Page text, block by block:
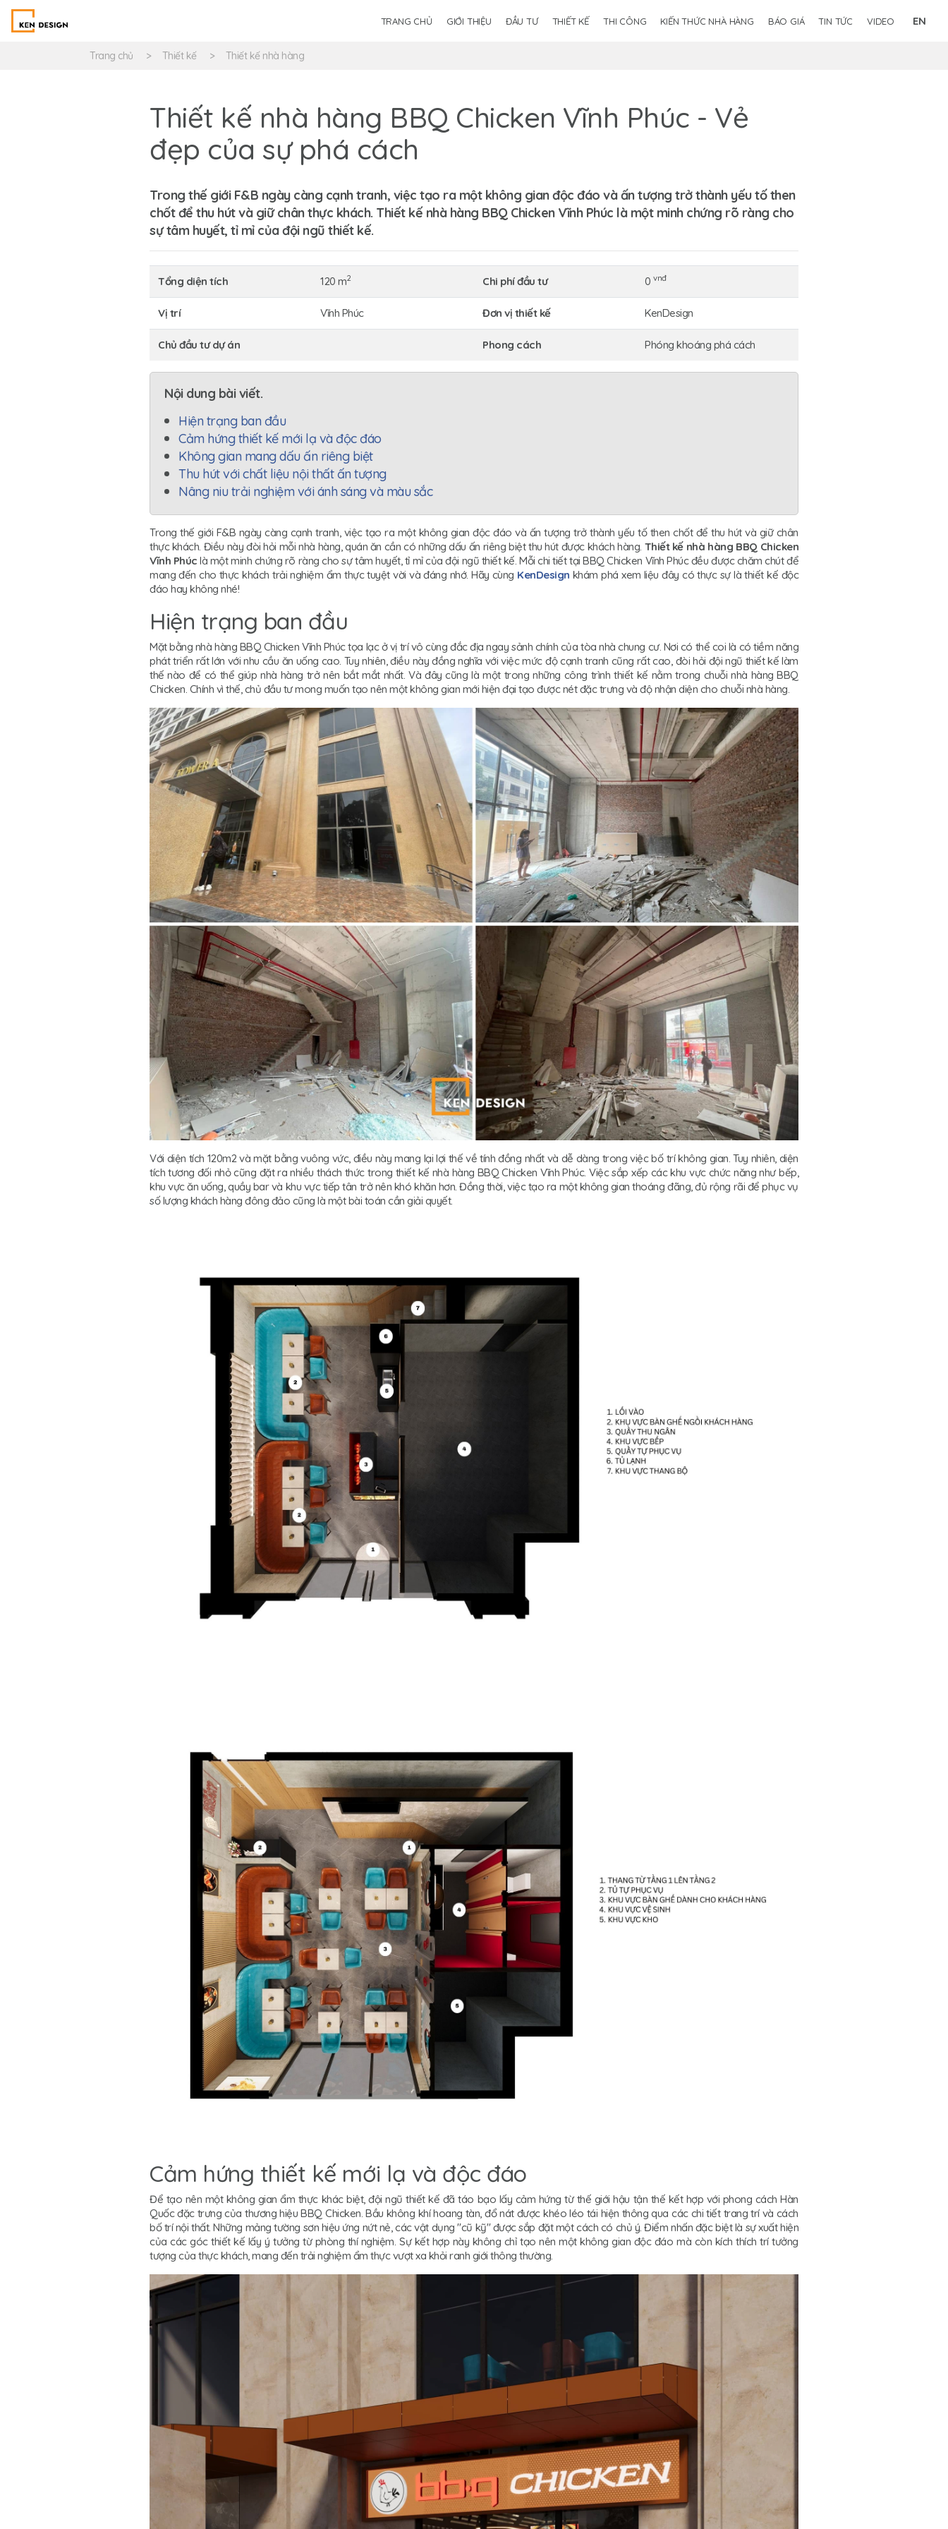
TRANG CHỦ GIỚI THIỆU ĐẦU TƯ THIẾT KẾ THI CÔNG KIẾN THỨC NHÀ HÀNG BÁO GIÁ TIN TỨC VIDEO EN
Trang chủ Thiết kế Thiết kế nhà hàng
Thiết kế nhà hàng BBQ Chicken Vĩnh Phúc - Vẻ
đẹp của sự phá cách
Trong thế giới F&B ngày càng cạnh tranh, việc tạo ra một không gian độc đáo và ấn tượng trở thành yếu tố then
chốt để thu hút và giữ chân thực khách. Thiết kế nhà hàng BBQ Chicken Vĩnh Phúc là một minh chứng rõ ràng cho
sự tâm huyết, tỉ mỉ của đội ngũ thiết kế.
Tổng diện tích 120 m2 Chi phí đầu tư 0 vnđ
Vị trí Vĩnh Phúc Đơn vị thiết kế KenDesign
Chủ đầu tư dự án Phong cách Phóng khoáng phá cách
Nội dung bài viết.
Hiện trạng ban đầu
Cảm hứng thiết kế mới lạ và độc đáo
Không gian mang dấu ấn riêng biệt
Thu hút với chất liệu nội thất ấn tượng
Nâng niu trải nghiệm với ánh sáng và màu sắc
Trong thế giới F&B ngày càng cạnh tranh, việc tạo ra một không gian độc đáo và ấn tượng trở thành yếu tố then chốt để thu hút và giữ chân
thực khách. Điều này đòi hỏi mỗi nhà hàng, quán ăn cần có những dấu ấn riêng biệt thu hút được khách hàng. Thiết kế nhà hàng BBQ Chicken
Vĩnh Phúc là một minh chứng rõ ràng cho sự tâm huyết, tỉ mỉ của đội ngũ thiết kế. Mỗi chi tiết tại BBQ Chicken Vĩnh Phúc đều được chăm chút để
mang đến cho thực khách trải nghiệm ẩm thực tuyệt vời và đáng nhớ. Hãy cùng KenDesign khám phá xem liệu đây có thực sự là thiết kế độc
đáo hay không nhé!
Hiện trạng ban đầu
Mặt bằng nhà hàng BBQ Chicken Vĩnh Phúc tọa lạc ở vị trí vô cùng đắc địa ngay sảnh chính của tòa nhà chung cư. Nơi có thể coi là có tiềm năng
phát triển rất lớn với nhu cầu ăn uống cao. Tuy nhiên, điều này đồng nghĩa với việc mức độ cạnh tranh cũng rất cao, đòi hỏi đội ngũ thiết kế làm
thế nào để có thể giúp nhà hàng trở nên bắt mắt nhất. Và đây cũng là một trong những công trình thiết kế nằm trong chuỗi nhà hàng BBQ
Chicken. Chính vì thế, chủ đầu tư mong muốn tạo nên một không gian mới hiện đại tạo được nét đặc trưng và độ nhận diện cho chuỗi nhà hàng.
Với diện tích 120m2 và mặt bằng vuông vức, điều này mang lại lợi thế về tính đồng nhất và dễ dàng trong việc bố trí không gian. Tuy nhiên, diện
tích tương đối nhỏ cũng đặt ra nhiều thách thức trong thiết kế nhà hàng BBQ Chicken Vĩnh Phúc. Việc sắp xếp các khu vực chức năng như bếp,
khu vực ăn uống, quầy bar và khu vực tiếp tân trở nên khó khăn hơn. Đồng thời, việc tạo ra một không gian thoáng đãng, đủ rộng rãi để phục vụ
số lượng khách hàng đông đảo cũng là một bài toán cần giải quyết.
Cảm hứng thiết kế mới lạ và độc đáo
Để tạo nên một không gian ẩm thực khác biệt, đội ngũ thiết kế đã táo bạo lấy cảm hứng từ thế giới hậu tận thế kết hợp với phong cách Hàn
Quốc đặc trưng của thương hiệu BBQ Chicken. Bầu không khí hoang tàn, đổ nát được khéo léo tái hiện thông qua các chi tiết trang trí và cách
bố trí nội thất. Những mảng tường sơn hiệu ứng nứt nẻ, các vật dụng "cũ kỹ" được sắp đặt một cách có chủ ý. Điểm nhấn đặc biệt là sự xuất hiện
của các góc thiết kế lấy ý tưởng từ phòng thí nghiệm. Sự kết hợp này không chỉ tạo nên một không gian độc đáo mà còn kích thích trí tưởng
tượng của thực khách, mang đến trải nghiệm ẩm thực vượt xa khỏi ranh giới thông thường.